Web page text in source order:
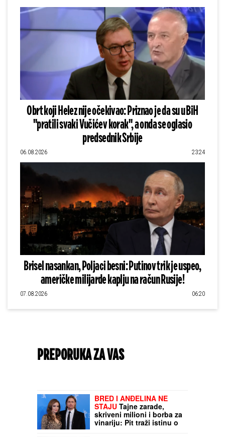
Obrt koji Helez nije očekivao: Priznao je da su u BiH
"pratili svaki Vučićev korak", a onda se oglasio
predsednik Srbije
06.08.2026 23:24
Brisel nasankan, Poljaci besni: Putinov trik je uspeo,
američke milijarde kaplju na račun Rusije!
07.08.2026 06:20
PREPORUKA ZA VAS